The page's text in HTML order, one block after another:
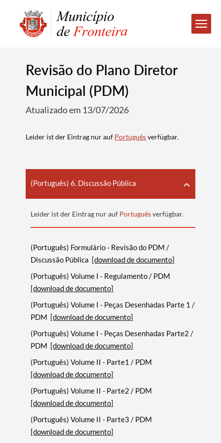
Revisão do Plano Diretor
Municipal (PDM)
Atualizado em 13/07/2026
Leider ist der Eintrag nur auf Portuguêsverfügbar.
(Português) 6. Discussão Pública
Leider ist der Eintrag nur auf Portuguêsverfügbar.
(Português) Formulário - Revisão do PDM /
Discussão Pública [download de documento]
(Português) Volume I - Regulamento / PDM
[download de documento]
(Português) Volume I - Peças Desenhadas Parte 1 /
PDM [download de documento]
(Português) Volume I - Peças Desenhadas Parte2 /
PDM [download de documento]
(Português) Volume II - Parte1 / PDM
[download de documento]
(Português) Volume II - Parte2 / PDM
[download de documento]
(Português) Volume II - Parte3 / PDM
[download de documento]